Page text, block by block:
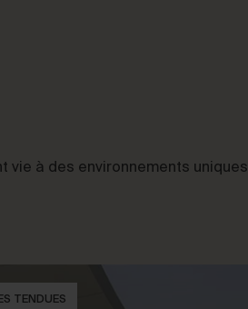
vie à des environnements uniques
TENDUES